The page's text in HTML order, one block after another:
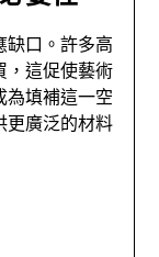
缺口。許多高
，這促使藝術
為填補這一空
更廣泛的材料